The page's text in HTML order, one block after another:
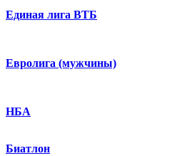
Единая лига ВТБ
Евролига (мужчины)
НБА
Биатлон